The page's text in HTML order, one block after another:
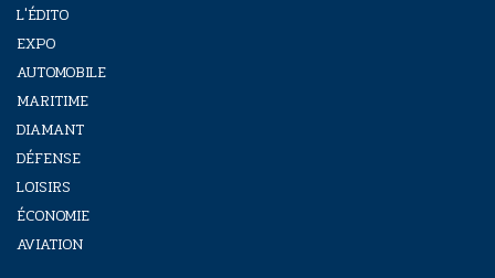
L'ÉDITO
EXPO
AUTOMOBILE
MARITIME
DIAMANT
DÉFENSE
LOISIRS
ÉCONOMIE
AVIATION